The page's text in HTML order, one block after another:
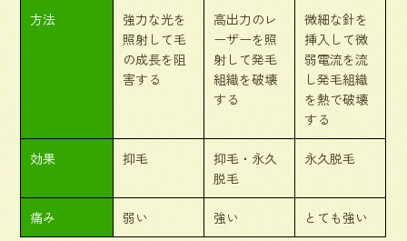
方法
強力な光を
照射して毛
の成長を阻
害する
高出力のレ
ーザーを照
射して発毛
組織を破壊
する
微細な針を
挿入して微
弱電流を流
し発毛組織
を熱で破壊
する
効果 抑毛
抑毛・永久
脱毛
永久脱毛
痛み 弱い 強い とても強い